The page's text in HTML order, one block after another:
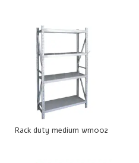
Rack duty medium wm002